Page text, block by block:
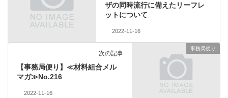
ザの同時流行に備えたリーフレ
ットについて
2022-11-16
事務局便り
次の記事
【事務局便り】≪材料組合メル
マガ≫No.216
2022-11-16